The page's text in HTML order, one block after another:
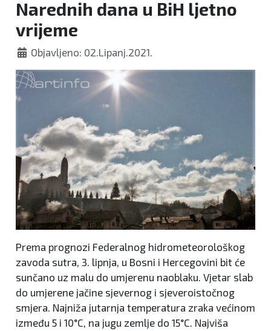
Narednih dana u BiH ljetno
vrijeme
Objavljeno: 02.Lipanj.2021.
Prema prognozi Federalnog hidrometeorološkog
zavoda sutra, 3. lipnja, u Bosni i Hercegovini bit će
sunčano uz malu do umjerenu naoblaku. Vjetar slab
do umjerene jačine sjevernog i sjeveroistočnog
smjera. Najniža jutarnja temperatura zraka većinom
između 5 i 10°C, na jugu zemlje do 15°C. Najviša